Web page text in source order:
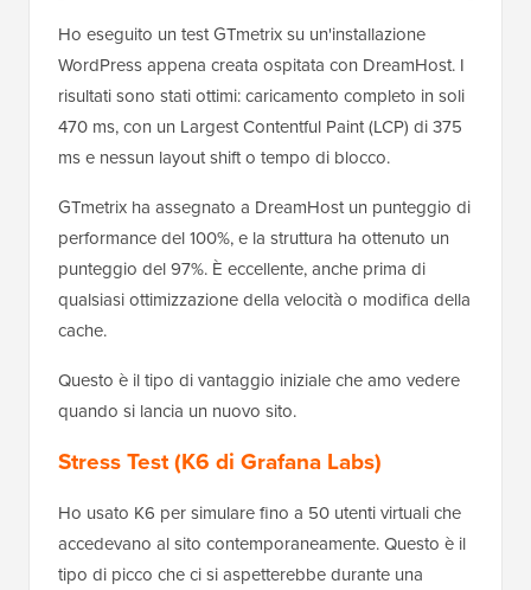
Ho eseguito un test GTmetrix su un'installazione
WordPress appena creata ospitata con DreamHost. I
risultati sono stati ottimi: caricamento completo in soli
470 ms, con un Largest Contentful Paint (LCP) di 375
ms e nessun layout shift o tempo di blocco.
GTmetrix ha assegnato a DreamHost un punteggio di
performance del 100%, e la struttura ha ottenuto un
punteggio del 97%. È eccellente, anche prima di
qualsiasi ottimizzazione della velocità o modifica della
cache.
Questo è il tipo di vantaggio iniziale che amo vedere
quando si lancia un nuovo sito.
Stress Test (K6 di Grafana Labs)
Ho usato K6 per simulare fino a 50 utenti virtuali che
accedevano al sito contemporaneamente. Questo è il
tipo di picco che ci si aspetterebbe durante una